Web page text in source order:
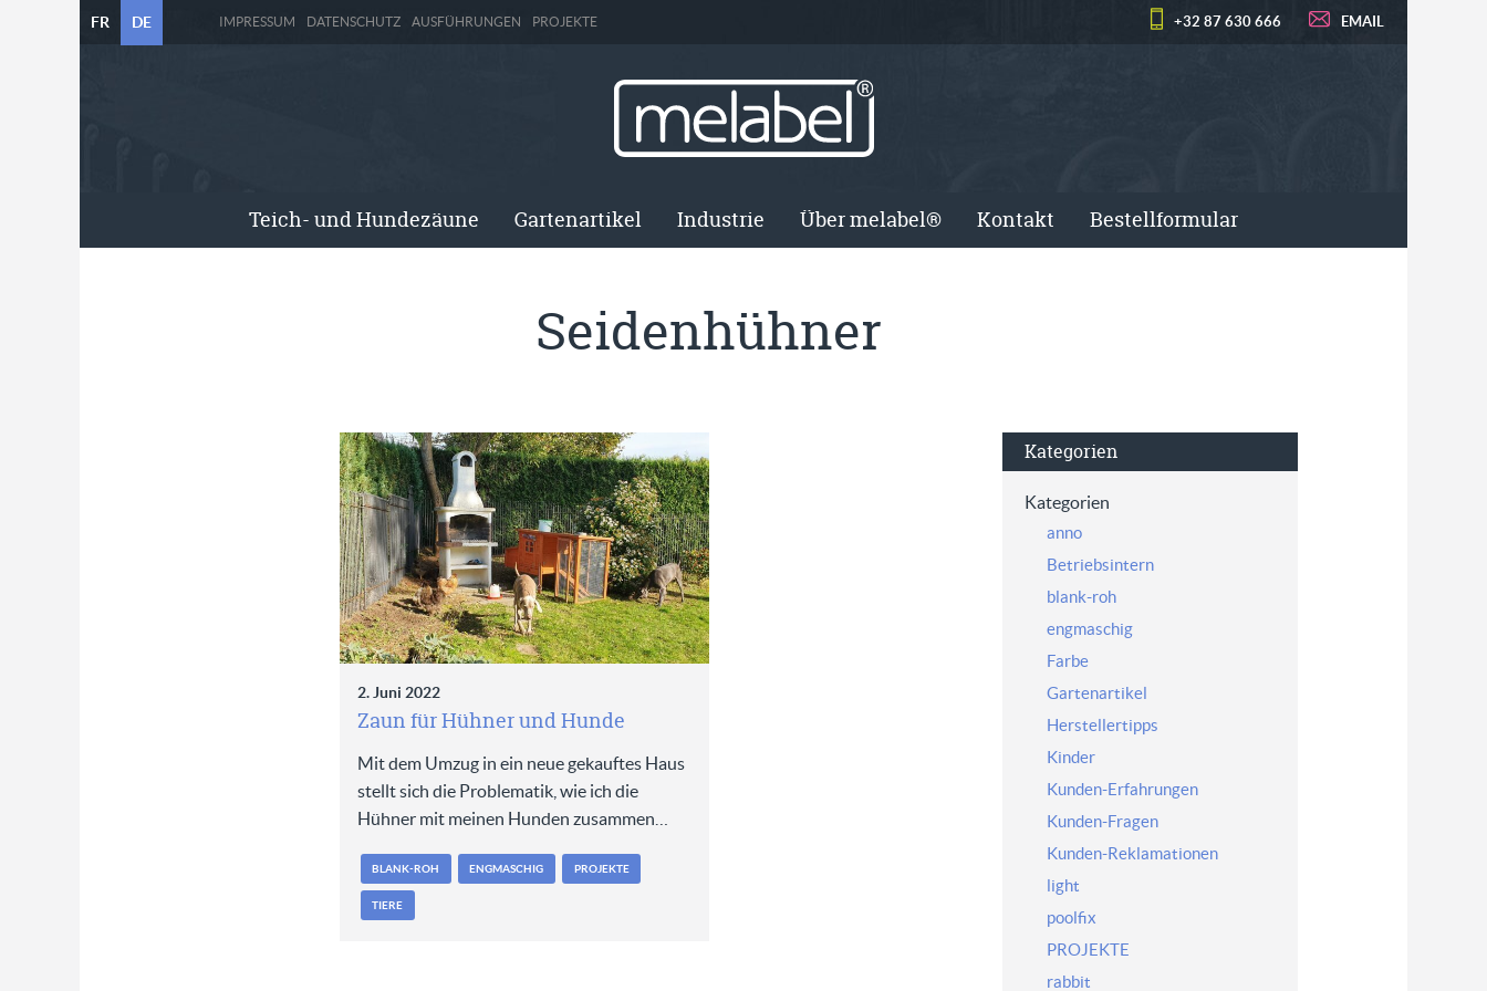
FR DE IMPRESSUM DATENSCHUTZ AUSFÜHRUNGEN PROJEKTE +32 87 630 666 EMAIL
Teich- und Hundezäune Gartenartikel Industrie Über melabel® Kontakt Bestellformular
Seidenhühner
2. Juni 2022
Zaun für Hühner und Hunde
Mit dem Umzug in ein neue gekauftes Haus
stellt sich die Problematik, wie ich die
Hühner mit meinen Hunden zusammen…
BLANK-ROH ENGMASCHIG PROJEKTE
TIERE
Kategorien
Kategorien
anno
Betriebsintern
blank-roh
engmaschig
Farbe
Gartenartikel
Herstellertipps
Kinder
Kunden-Erfahrungen
Kunden-Fragen
Kunden-Reklamationen
light
poolfix
PROJEKTE
rabbit